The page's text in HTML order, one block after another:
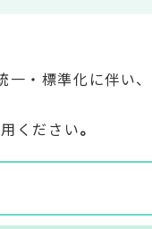
・標準化に伴い、
ください。